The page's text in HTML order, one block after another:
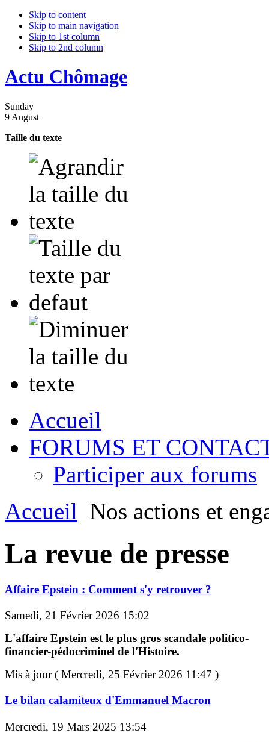
Skip to content
Skip to main navigation
Skip to 1st column
Skip to 2nd column
Actu Chômage
Sunday
9 August
Taille du texte
Accueil
FORUMS ET
Participer aux forums
Accueil Nos actions et
La revue de presse
Affaire Epstein : Comment s'y retrouver ?
Samedi, 21 Février 2026 15:02
L'affaire Epstein est le plus gros scandale politico-
financier-pédocriminel de l'Histoire.
Mis à jour ( Mercredi, 25 Février 2026 11:47 )
Le bilan calamiteux d'Emmanuel Macron
Mercredi, 19 Mars 2025 13:54